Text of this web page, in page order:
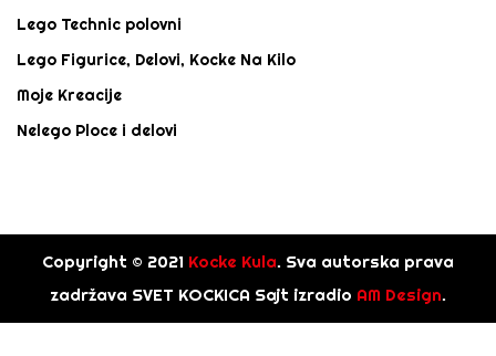
Lego Technic polovni
Lego Figurice, Delovi, Kocke Na Kilo
Moje Kreacije
Nelego Ploce i delovi
Copyright © 2021 Kocke Kula. Sva autorska prava
zadržava SVET KOCKICA Sajt izradio AM Design.